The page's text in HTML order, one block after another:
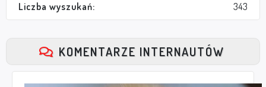
Liczba wyszukań: 343
KOMENTARZE INTERNAUTÓW